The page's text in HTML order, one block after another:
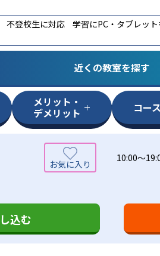
不登校生に対応 学習にPC・タブレッ
近くの教室を探す
メリット・
デメリット コー
10:00～
込む